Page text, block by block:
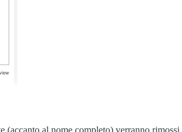
(accanto al nome completo) verranno rimossi.